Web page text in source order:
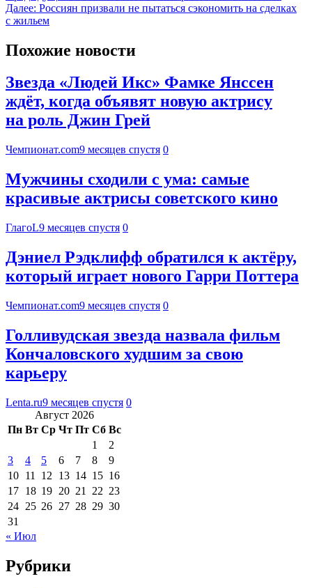
Далее: Россиян призвали не пытаться сэкономить на сделках
с жильем
Похожие новости
Звезда «Людей Икс» Фамке Янссен
ждёт, когда объявят новую актрису
на роль Джин Грей
Чемпионат.com9 месяцев спустя 0
Мужчины сходили с ума: самые
красивые актрисы советского кино
ГлагоL9 месяцев спустя 0
Дэниел Рэдклифф обратился к актёру,
который играет нового Гарри Поттера
Чемпионат.com9 месяцев спустя 0
Голливудская звезда назвала фильм
Кончаловского худшим за свою
карьеру
Lenta.ru9 месяцев спустя 0
Август 2026
Пн Вт Ср Чт Пт Сб Вс
1
2
3
4 5 6 7 8
9
10 11 12 13 14 15 16
17 18 19 20 21 22 23
24 25 26 27 28 29 30
31
« Июл
Рубрики